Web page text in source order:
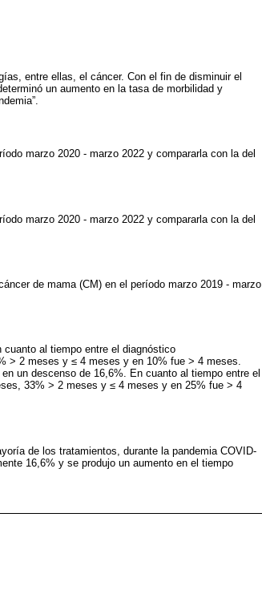
entre ellas, el cáncer. Con el fin de disminuir el
un aumento en la tasa de morbilidad y
marzo 2020 - marzo 2022 y compararla con la del
marzo 2020 - marzo 2022 y compararla con la del
de mama (CM) en el período marzo 2019 - marzo
al tiempo entre el diagnóstico
> 2 meses y ≤ 4 meses y en 10% fue > 4 meses.
un descenso de 16,6%. En cuanto al tiempo entre el
33% > 2 meses y ≤ 4 meses y en 25% fue > 4
de los tratamientos, durante la pandemia COVID-
16,6% y se produjo un aumento en el tiempo